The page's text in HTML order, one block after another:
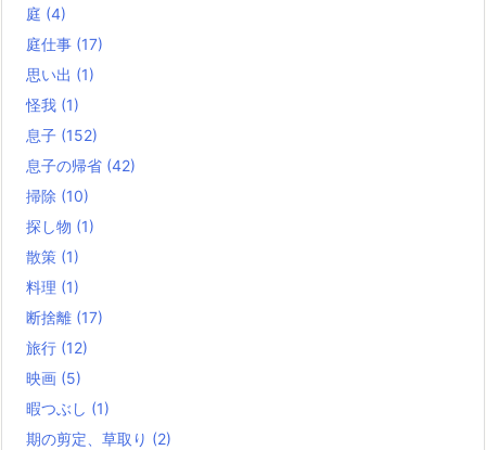
庭 (4)
庭仕事 (17)
思い出 (1)
怪我 (1)
息子 (152)
息子の帰省 (42)
掃除 (10)
探し物 (1)
散策 (1)
料理 (1)
断捨離 (17)
旅行 (12)
映画 (5)
暇つぶし (1)
期の剪定、草取り (2)